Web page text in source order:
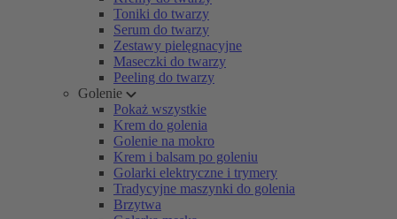
Toniki do twarzy
Serum do twarzy
Zestawy pielęgnacyjne
Maseczki do twarzy
Peeling do twarzy
Golenie
Pokaż wszystkie
Krem do golenia
Golenie na mokro
Krem i balsam po goleniu
Golarki elektryczne i trymery
Tradycyjne maszynki do golenia
Brzytwa